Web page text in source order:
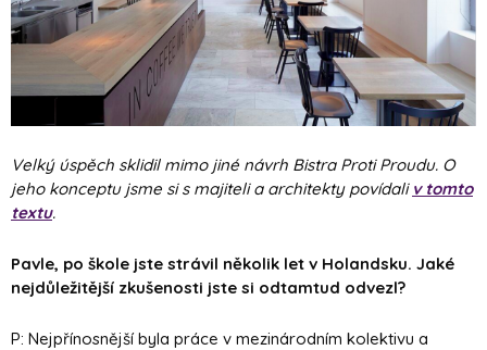
Velký úspěch sklidil mimo jiné návrh Bistra Proti Proudu. O
jeho konceptu jsme si s majiteli a architekty povídali v tomto
textu.
Pavle, po škole jste strávil několik let v Holandsku. Jaké
nejdůležitější zkušenosti jste si odtamtud odvezl?
P: Nejpřínosnější byla práce v mezinárodním kolektivu a